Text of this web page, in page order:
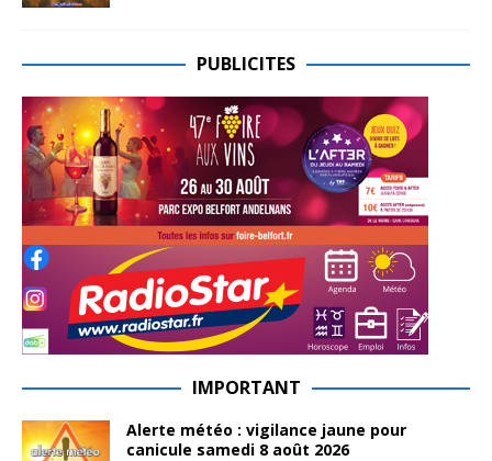
PUBLICITES
IMPORTANT
Alerte météo : vigilance jaune pour
canicule samedi 8 août 2026